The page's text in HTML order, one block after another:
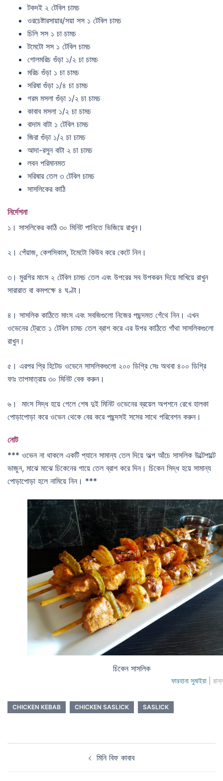
টকদই ২ টেবিল চামচ
ওরচেষ্টারসায়ার/সয়া সস ১ টেবিল চামচ
চিলি সস ১ চা চামচ
টমেটো সস ১ টেবিল চামচ
গোলমরিচ গুঁড়া ১/২ চা চামচ
মরিচ গুঁড়া ১ চা চামচ
সরিষা গুঁড়া ১/৪ চা চামচ
গরম মসলা গুঁড়া ১/২ চা চামচ
কাবাব মসলা ১/২ চা চামচ
বাদাম বাটা ১ টেবিল চামচ
জিরা গুঁড়া ১/২ চা চামচ
আদা-রসুন বাটা ২ চা চামচ
লবন পরিমানমত
সরিষার তেল ৩ টেবিল চামচ
সাসলিকের কাঠি
নির্দেশনা
১। সাসলিকের কাঠি ৩০ মিনিট পানিতে ভিজিয়ে রাখুন।
২। পেঁয়াজ, কেপসিকাম, টমেটো কিউব করে কেটে নিন।
৩। মুরগির মাংস ২ টেবিল চামচ তেল এবং উপরের সব উপকরন দিয়ে মাখিয়ে রাখুন
সারারাত বা কমপক্ষে ৪ ঘণ্টা।
৪। সাসলিক কাঠিতে মাংস এবং সবজিগুলো নিজের পছন্দমত গেঁথে নিন। এখন
ওভেনের ট্রেতে ১ টেবিল চামচ তেল ব্রাশ করে এর উপর কাঠিতে গাঁথা সাসলিকগুলো
রাখুন।
৫। এরপর প্রি হিটেড ওভেনে সাসলিকগুলো ২০০ ডিগ্রি সেঃ অথবা ৪০০ ডিগ্রি
ফাঃ তাপমাত্রায় ৩০ মিনিট বেক করুন।
৬। মাংস সিদ্ধ হয়ে গেলে শেষ দুই মিনিট ওভেনের ব্রয়েল অপশনে রেখে হালকা
পোড়াপোড়া করে ওভেন থেকে বের করে পছন্দসই সসের সাথে পরিবেশন করুন।
নোট
*** ওভেন না থাকলে একটি প্যানে সামান্য তেল দিয়ে অল্প আঁচে সাসলিক উল্টেপাল্টে
ভাজুন, মাঝে মাঝে চিকেনের গায়ে তেল ব্রাশ করে দিন। চিকেন সিদ্ধ হয়ে সামান্য
পোড়াপোড়া হলে নামিয়ে নিন। ***
চিকেন সাসলিক
ফারহানা সুমাইয়া |
CHICKEN KEBAB CHICKEN SASLICK SASLICK
মিনি বিফ কাবাব